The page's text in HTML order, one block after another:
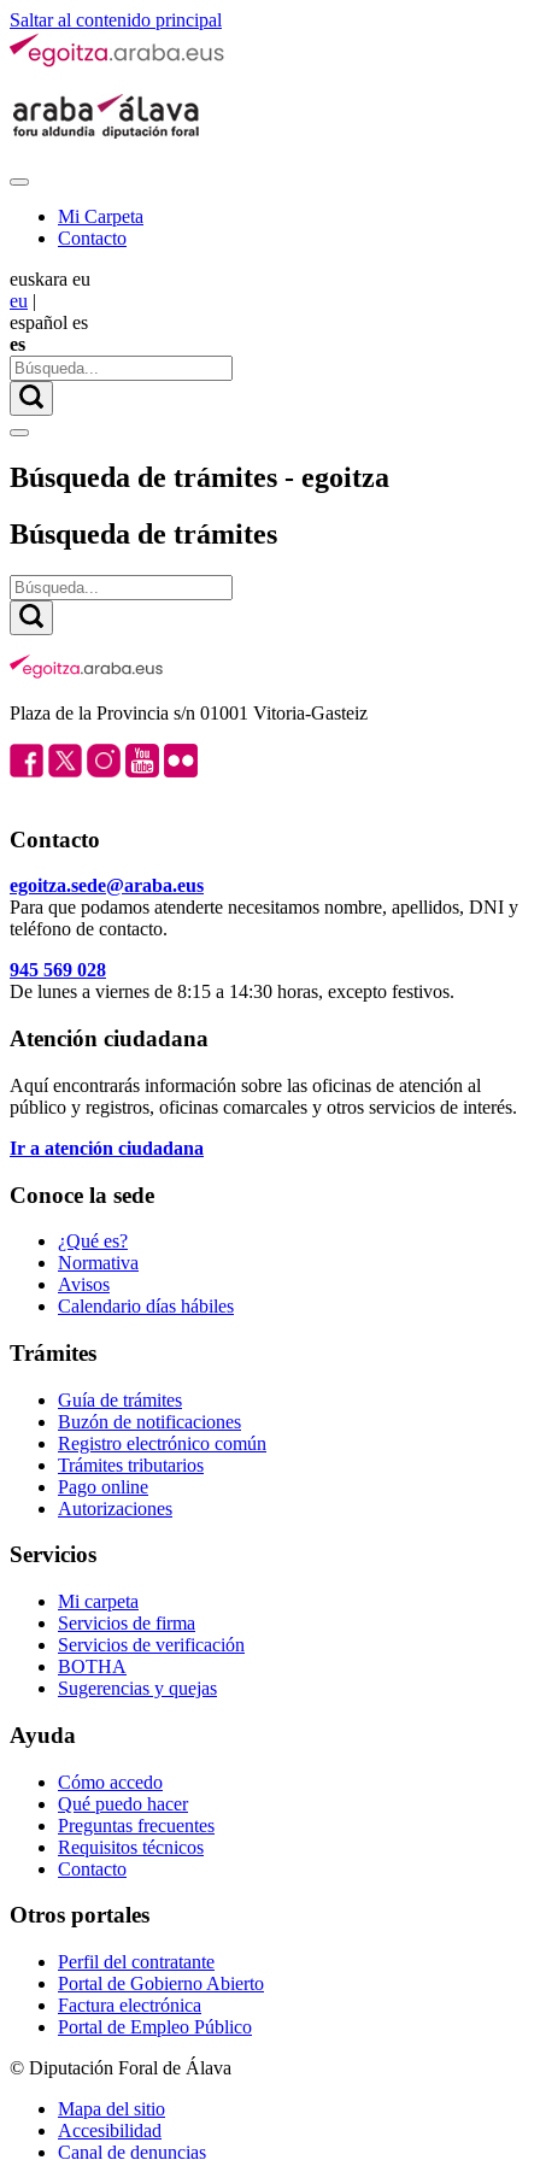
Saltar al contenido principal
Mi Carpeta
Contacto
euskara eu
eu |
español es
es
Búsqueda de trámites - egoitza
Búsqueda de trámites
Plaza de la Provincia s/n 01001 Vitoria-Gasteiz
Contacto
egoitza.sede@araba.eus
Para que podamos atenderte necesitamos nombre, apellidos, DNI y
teléfono de contacto.
945 569 028
De lunes a viernes de 8:15 a 14:30 horas, excepto festivos.
Atención ciudadana
Aquí encontrarás información sobre las oficinas de atención al
público y registros, oficinas comarcales y otros servicios de interés.
Ir a atención ciudadana
Conoce la sede
¿Qué es?
Normativa
Avisos
Calendario días hábiles
Trámites
Guía de trámites
Buzón de notificaciones
Registro electrónico común
Trámites tributarios
Pago online
Autorizaciones
Servicios
Mi carpeta
Servicios de firma
Servicios de verificación
BOTHA
Sugerencias y quejas
Ayuda
Cómo accedo
Qué puedo hacer
Preguntas frecuentes
Requisitos técnicos
Contacto
Otros portales
Perfil del contratante
Portal de Gobierno Abierto
Factura electrónica
Portal de Empleo Público
© Diputación Foral de Álava
Mapa del sitio
Accesibilidad
Canal de denuncias